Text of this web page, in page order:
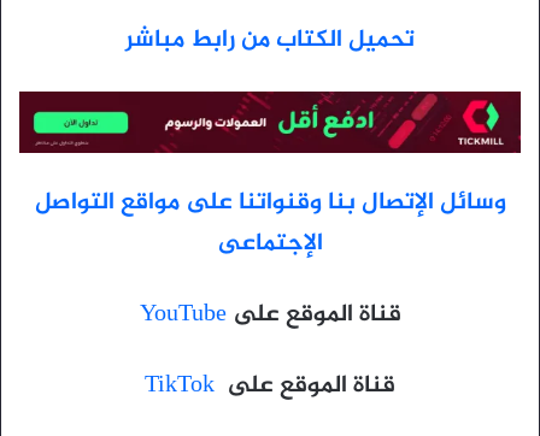
تحميل الكتاب من رابط مباشر
وسائل الإتصال بنا وقنواتنا على مواقع التواصل
الإجتماعى
قناة الموقع علىYouTube
قناة الموقع على TikTok